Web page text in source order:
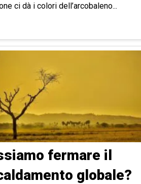
ci dà i colori dell’arcobaleno...
fermare il
globale?